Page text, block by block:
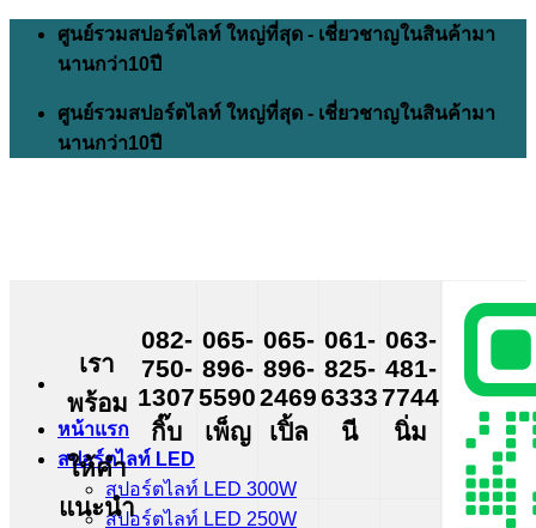
Skip
content
ศูนย์รวมสปอร์ตไลท์ ใหญ่ที่สุด - เชี่ยวชาญในสินค้ามา
นานกว่า10ปี
ศูนย์รวมสปอร์ตไลท์ ใหญ่ที่สุด - เชี่ยวชาญในสินค้ามา
นานกว่า10ปี
หน้าแรก
สปอร์ตไลท์ LED
สปอร์ตไลท์ LED 300W
สปอร์ตไลท์ LED 250W
เรา
พร้อม
ให้คำ
แนะนำ
082-
750-
1307
กิ๊บ
065-
896-
5590
เพ็ญ
065-
896-
2469
เปิ้ล
061-
825-
6333
นี
063-
481-
7744
นิ่ม